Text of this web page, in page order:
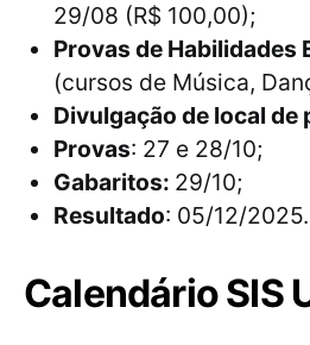
29/08 (R$ 100,00);
Provas de Habilidades
(cursos de Música,
Divulgação de local de
Provas: 27 e 28/10;
Gabaritos: 29/10;
Resultado: 05/12/2025.
Calendário SIS